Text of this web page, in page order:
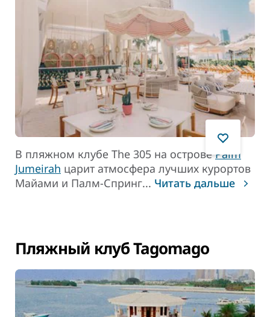
В пляжном клубе The 305 на островеPalm
Jumeirah царит атмосфера лучших курортов
Майами и Палм-Спринг... Читать дальше
Пляжный клуб Tagomago